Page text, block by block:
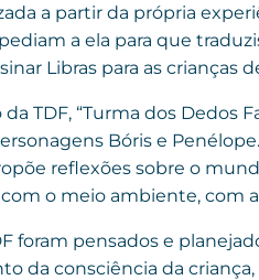
a partir da própria
a ela para que
Libras para as crianças
TDF, “Turma dos Dedos
Bóris e
reflexões sobre o
o meio ambiente, com
foram pensados e
da consciência da